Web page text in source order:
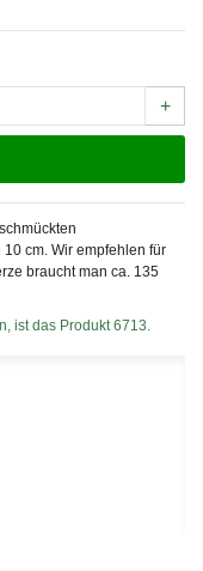
+
cm. Wir empfehlen für
braucht man ca. 135
ist das Produkt 6713.